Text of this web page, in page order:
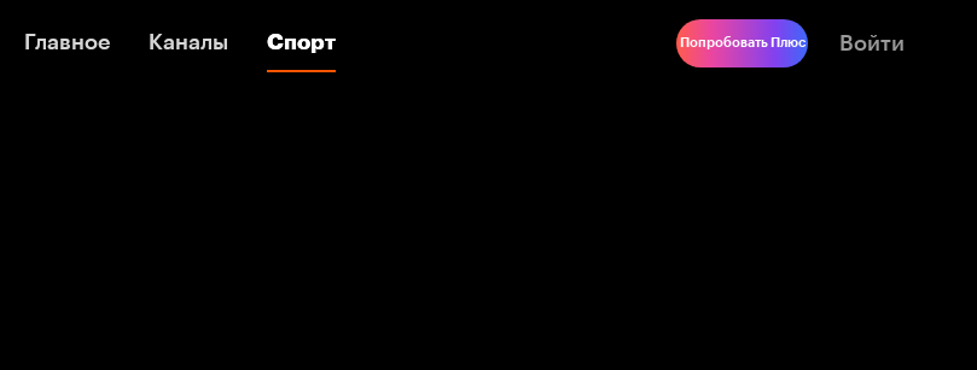
Главное Каналы Спорт
Главное Каналы Спорт Попробовать Плюс Войти